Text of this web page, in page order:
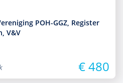
POH-GGZ, Register
V&V
€ 480